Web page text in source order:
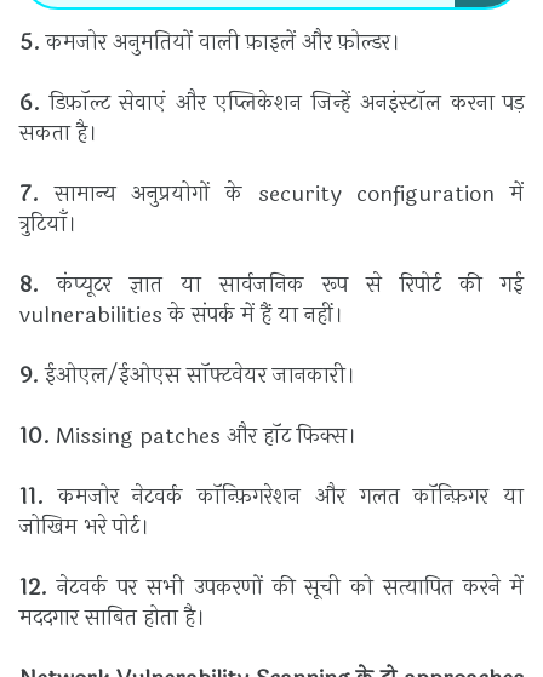
5.कमजोर अनुमतियों वाली फ़ाइलें और फ़ोल्डर।
6. डिफ़ॉल्ट सेवाएं और एप्लिकेशन जिन्हें अनइंस्टॉल करना पड़
सकता है।
7. सामान्य अनुप्रयोगों के security configuration में
त्रुटियाँ।
8. कंप्यूटर ज्ञात या सार्वजनिक रूप से रिपोर्ट की गई
vulnerabilities के संपर्क में हैं या नहीं।
9.ईओएल/ईओएस सॉफ्टवेयर जानकारी।
10. Missing patches और हॉट फिक्स।
11. कमजोर नेटवर्क कॉन्फ़िगरेशन और गलत कॉन्फ़िगर या
जोखिम भरे पोर्ट।
12. नेटवर्क पर सभी उपकरणों की सूची को सत्यापित करने में
मददगार साबित होता है।